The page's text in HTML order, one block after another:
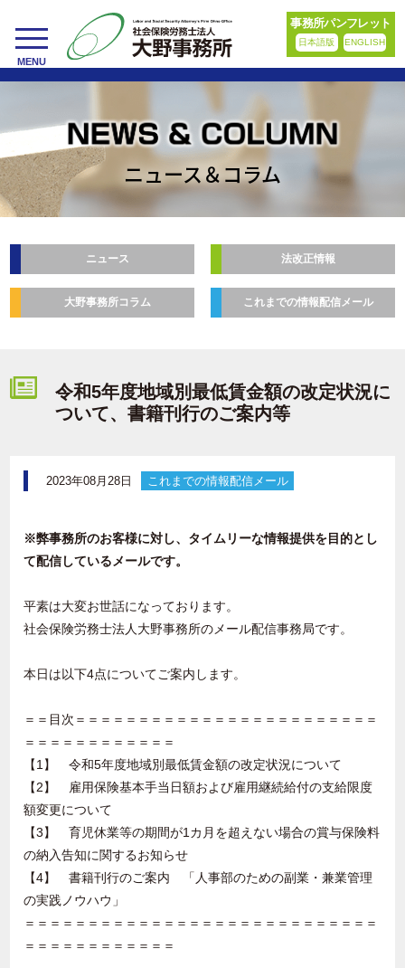
toggle
navigation
MENU
事務所パンフレット
日本語版 ENGLISH
ニュース＆コラム
ニュース 法改正情報
大野事務所コラム これまでの情報配信メール
令和5年度地域別最低賃金額の改定状況に
ついて、書籍刊行のご案内等
2023年08月28日 これまでの情報配信メール
※弊事務所のお客様に対し、タイムリーな情報提供を目的とし
て配信しているメールです。
平素は大変お世話になっております。
社会保険労務士法人大野事務所のメール配信事務局です。
本日は以下4点についてご案内します。
＝＝目次＝＝＝＝＝＝＝＝＝＝＝＝＝＝＝＝＝＝＝＝＝＝＝＝
＝＝＝＝＝＝＝＝＝＝＝＝
【1】 令和5年度地域別最低賃金額の改定状況について
【2】 雇用保険基本手当日額および雇用継続給付の支給限度
額変更について
【3】 育児休業等の期間が1カ月を超えない場合の賞与保険料
の納入告知に関するお知らせ
【4】 書籍刊行のご案内 「人事部のための副業・兼業管理
の実践ノウハウ」
＝＝＝＝＝＝＝＝＝＝＝＝＝＝＝＝＝＝＝＝＝＝＝＝＝＝＝＝
＝＝＝＝＝＝＝＝＝＝＝＝